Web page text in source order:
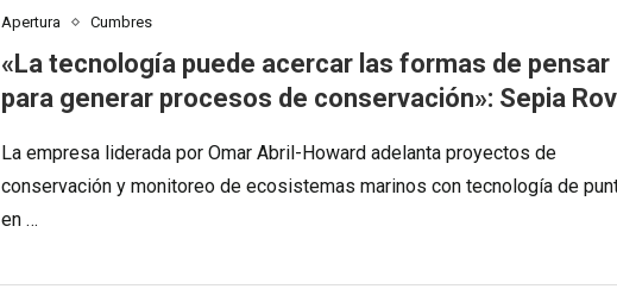
Apertura Cumbres
«La tecnología puede acercar las formas de pensar
para generar procesos de conservación»: Sepia Rov
La empresa liderada por Omar Abril-Howard adelanta proyectos de
conservación y monitoreo de ecosistemas marinos con tecnología de
en …